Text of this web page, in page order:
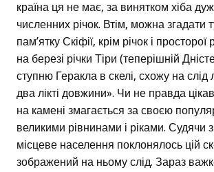
країна ця не має, за винятком хіба
численних річок. Втім, можна згадати
пам’ятку Скіфії, крім річок і
на березі річки Тіри (теперішній
ступню Геракла в скелі, схожу на
два лікті довжини». Чи не правда
на камені змагається за своєю
великими рівнинами і ріками. Судячи
місцеве населення поклонялось цій
зображений на ньому слід. Зараз